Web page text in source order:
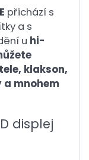
přichází s
a s
u hi-
klakson,
mnohem
displej